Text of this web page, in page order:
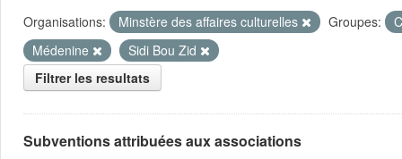
Organisations: Minstère des affaires culturelles Groupes:
Médenine
Sidi Bou Zid
Filtrer les resultats
Subventions attribuées aux associations